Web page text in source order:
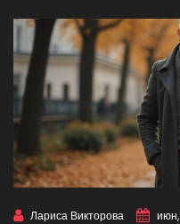
Лариса Викторова